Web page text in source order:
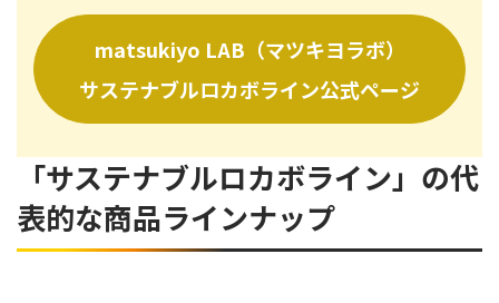
matsukiyo LAB（マツキヨラボ）
サステナブルロカボライン公式ページ
「サステナブルロカボライン」の代
表的な商品ラインナップ